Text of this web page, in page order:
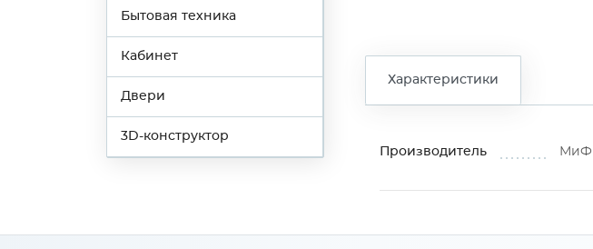
Бытовая техника
Кабинет
Двери
3D-конструктор
Характеристики
Производитель МиФ